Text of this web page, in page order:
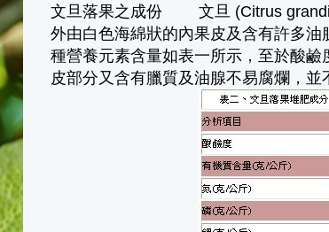
文旦落果之成份 文旦 (Citrus grandis
外由白色海綿狀的內果皮及含有許多
種營養元素含量如表一所示，至於酸
皮部分又含有臘質及油腺不易腐爛，